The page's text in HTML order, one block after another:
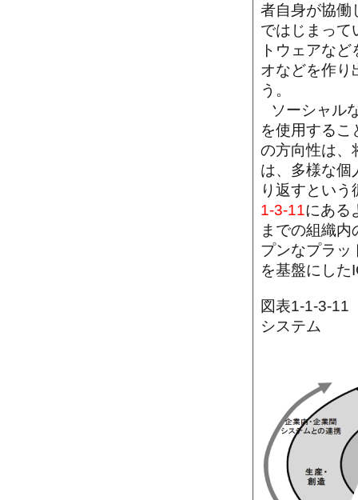
者自身が協働
ではじまって
トウェアな
オなどを作り
う。
ソーシャル
を使用するこ
の方向性は、
は、多様な個
り返すとい
1-3-11にある
までの組織
プンなプラッ
を基盤にした
図表1-1-3-11
システム